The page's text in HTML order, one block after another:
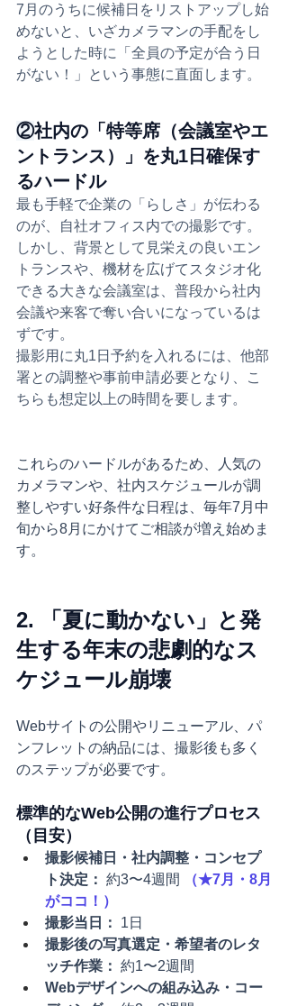
7月のうちに候補日をリストアップし始
めないと、いざカメラマンの手配をし
ようとした時に「全員の予定が合う日
がない！」という事態に直面します。
②社内の「特等席（会議室やエ
ントランス）」を丸1日確保す
るハードル
最も手軽で企業の「らしさ」が伝わる
のが、自社オフィス内での撮影です。
しかし、背景として見栄えの良いエン
トランスや、機材を広げてスタジオ化
できる大きな会議室は、普段から社内
会議や来客で奪い合いになっているは
ずです。
撮影用に丸1日予約を入れるには、他部
署との調整や事前申請必要となり、こ
ちらも想定以上の時間を要します。
これらのハードルがあるため、人気の
カメラマンや、社内スケジュールが調
整しやすい好条件な日程は、毎年7月中
旬から8月にかけてご相談が増え始めま
す。
2. 「夏に動かない」と発
生する年末の悲劇的なス
ケジュール崩壊
Webサイトの公開やリニューアル、パ
ンフレットの納品には、撮影後も多く
のステップが必要です。
標準的なWeb公開の進行プロセス
（目安）
撮影候補日・社内調整・コンセプ
ト決定： 約3〜4週間
（★7月・8月
がココ！）
撮影当日：
1日
撮影後の写真選定・希望者のレタ
ッチ作業： 約1〜2週間
Webデザインへの組み込み・コー